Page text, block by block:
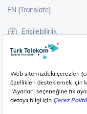
EN (Translate)
Erişilebilirlik
İşaret Dili Çevirisi